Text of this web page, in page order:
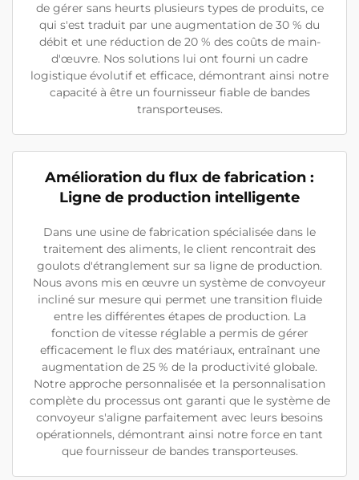
de gérer sans heurts plusieurs types de produits, ce
qui s'est traduit par une augmentation de 30 % du
débit et une réduction de 20 % des coûts de main-
d'œuvre. Nos solutions lui ont fourni un cadre
logistique évolutif et efficace, démontrant ainsi notre
capacité à être un fournisseur fiable de bandes
transporteuses.
Amélioration du flux de fabrication :
Ligne de production intelligente
Dans une usine de fabrication spécialisée dans le
traitement des aliments, le client rencontrait des
goulots d'étranglement sur sa ligne de production.
Nous avons mis en œuvre un système de convoyeur
incliné sur mesure qui permet une transition fluide
entre les différentes étapes de production. La
fonction de vitesse réglable a permis de gérer
efficacement le flux des matériaux, entraînant une
augmentation de 25 % de la productivité globale.
Notre approche personnalisée et la personnalisation
complète du processus ont garanti que le système de
convoyeur s'aligne parfaitement avec leurs besoins
opérationnels, démontrant ainsi notre force en tant
que fournisseur de bandes transporteuses.